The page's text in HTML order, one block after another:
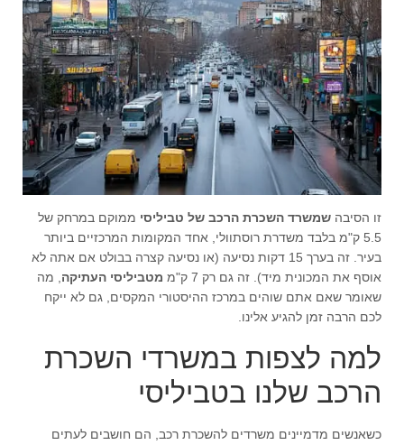
זו הסיבה שמשרד השכרת הרכב של טביליסי ממוקם במרחק של
5.5 ק"מ בלבד משדרת רוסתוולי, אחד המקומות המרכזיים ביותר
בעיר. זה בערך 15 דקות נסיעה (או נסיעה קצרה בבולט אם אתה לא
אוסף את המכונית מיד). זה גם רק 7 ק"מ
מטביליסי העתיקה , מה
שאומר שאם אתם שוהים במרכז ההיסטורי המקסים, גם לא ייקח
לכם הרבה זמן להגיע אלינו.
למה לצפות במשרדי השכרת
הרכב שלנו בטביליסי
כשאנשים מדמיינים משרדים להשכרת רכב, הם חושבים לעתים